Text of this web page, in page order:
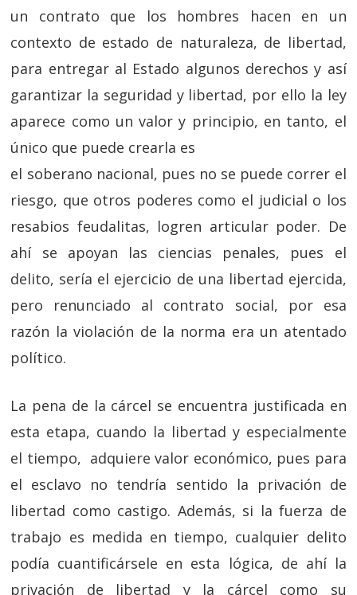
un contrato que los hombres hacen en un
contexto de estado de naturaleza, de libertad,
para entregar al Estado algunos derechos y así
garantizar la seguridad y libertad, por ello la ley
aparece como un valor y principio, en tanto, el
único que puede crearla es
el soberano nacional, pues no se puede correr el
riesgo, que otros poderes como el judicial o los
resabios feudalitas, logren articular poder. De
ahí se apoyan las ciencias penales, pues el
delito, sería el ejercicio de una libertad ejercida,
pero renunciado al contrato social, por esa
razón la violación de la norma era un atentado
político.
La pena de la cárcel se encuentra justificada en
esta etapa, cuando la libertad y especialmente
el tiempo, adquiere valor económico, pues para
el esclavo no tendría sentido la privación de
libertad como castigo. Además, si la fuerza de
trabajo es medida en tiempo, cualquier delito
podía cuantificársele en esta lógica, de ahí la
privación de libertad y la cárcel como su